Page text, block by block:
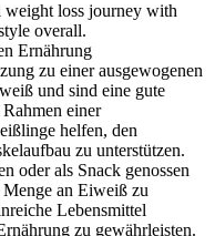
weight loss journey with
overall.
Ernährung
zu einer ausgewogenen
und sind eine gute
einer
helfen, den
zu unterstützen.
oder als Snack genossen
an Eiweiß zu
Lebensmittel
zu gewährleisten.